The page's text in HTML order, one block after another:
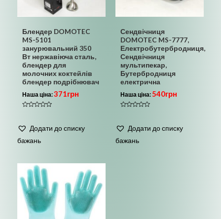
Блендер DOMOTEC
MS-5101
занурювальний 350
Вт нержавіюча сталь,
блендер для
молочних коктейлів
блендер подрібнювач
Наша ціна:371грн
з
Додати до списку
бажань
Сендвічниця
DOMOTEC MS-7777,
Електробутербродниця,
Сендвічниця
мультипекар,
Бутербродниця
електрична
Наша ціна: 540грн
з
Додати до списку
бажань